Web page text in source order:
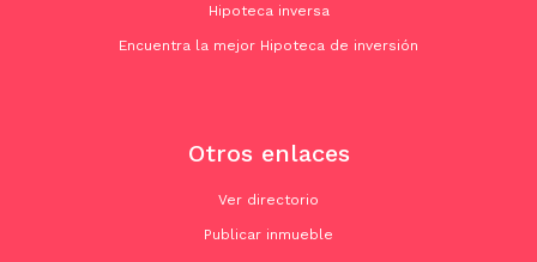
Hipoteca inversa
Encuentra la mejor Hipoteca de inversión
Otros enlaces
Ver directorio
Publicar inmueble